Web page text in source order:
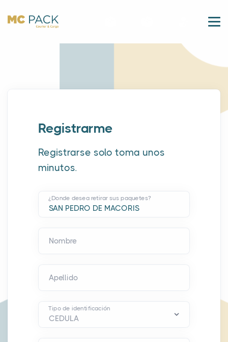
Registrarme
Registrarse solo toma unos
minutos.
¿Donde desea retirar sus paquetes?
Nombre
Apellido
Tipo de identificación